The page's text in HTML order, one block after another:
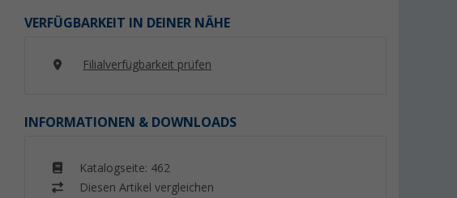
VERFÜGBARKEIT IN DEINER NÄHE
Filialverfügbarkeit prüfen
INFORMATIONEN & DOWNLOADS
Katalogseite: 462
Diesen Artikel vergleichen
Serie 2 Stück für Fiat Ducato /
(5)